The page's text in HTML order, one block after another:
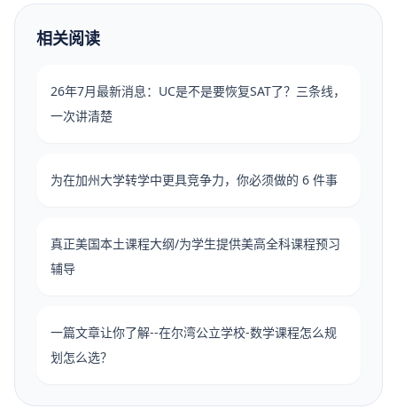
相关阅读
26年7月最新消息：UC是不是要恢复SAT了？三条线，
一次讲清楚
为在加州大学转学中更具竞争力，你必须做的 6 件事
真正美国本土课程大纲/为学生提供美高全科课程预习
辅导
一篇文章让你了解--在尔湾公立学校-数学课程怎么规
划怎么选？